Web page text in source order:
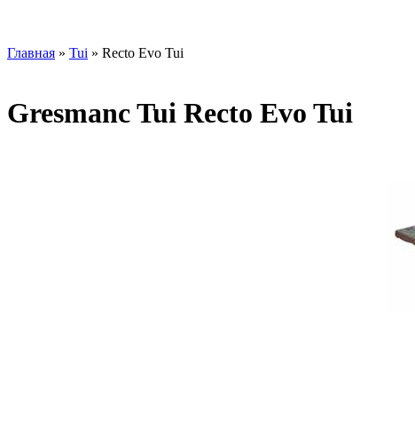
Главная » Tui » Recto Evo Tui
Gresmanc Tui Recto Evo Tui